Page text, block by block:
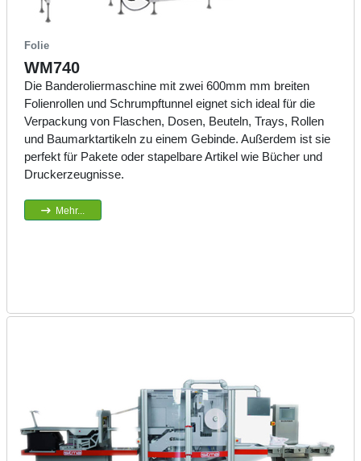
Folie
WM740
Die Banderoliermaschine mit zwei 600mm mm breiten
Folienrollen und Schrumpftunnel eignet sich ideal für die
Verpackung von Flaschen, Dosen, Beuteln, Trays, Rollen
und Baumarktartikeln zu einem Gebinde. Außerdem ist sie
perfekt für Pakete oder stapelbare Artikel wie Bücher und
Druckerzeugnisse.
Mehr...